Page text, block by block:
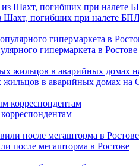
Шахт, погибших при налете
гипермаркета в Ростове
в аварийных домах на
после мегашторма в Ростове